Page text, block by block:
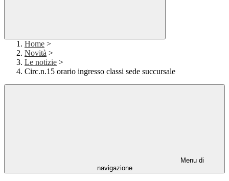
Home >
Novità >
Le notizie >
Circ.n.15 orario ingresso classi sede succursale
Menu di
navigazione